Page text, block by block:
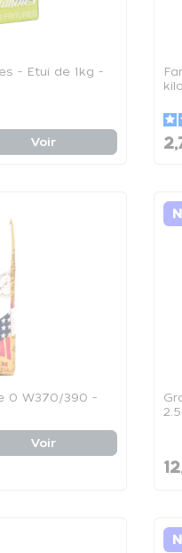
- Etui de 1kg -
Voir
0 W370/390 -
Voir